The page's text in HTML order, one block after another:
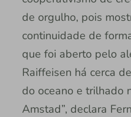
de orgulho, pois
continuidade de
que foi aberto pelo
Raiffeisen há cerca
do oceano e trilhado
Amstad”, declara